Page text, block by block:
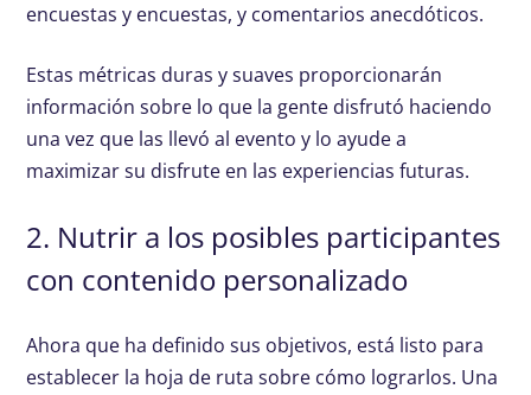
encuestas y encuestas, y comentarios anecdóticos.
Estas métricas duras y suaves proporcionarán
información sobre lo que la gente disfrutó haciendo
una vez que las llevó al evento y lo ayude a
maximizar su disfrute en las experiencias futuras.
2. Nutrir a los posibles participantes
con contenido personalizado
Ahora que ha definido sus objetivos, está listo para
establecer la hoja de ruta sobre cómo lograrlos. Una